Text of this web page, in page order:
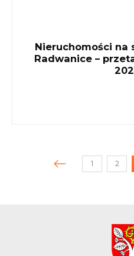
Nieruchomości na
Radwanice –
1 2